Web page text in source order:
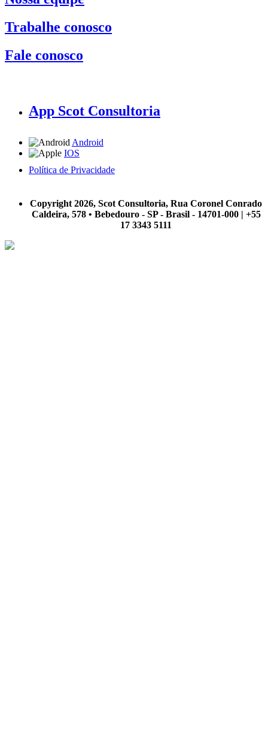
Trabalhe conosco
Fale conosco
App Scot Consultoria
Android
IOS
Política de Privacidade
Copyright 2026, Scot Consultoria, Rua Coronel Conrado
Caldeira, 578 • Bebedouro - SP - Brasil - 14701-000 | +55
17 3343 5111